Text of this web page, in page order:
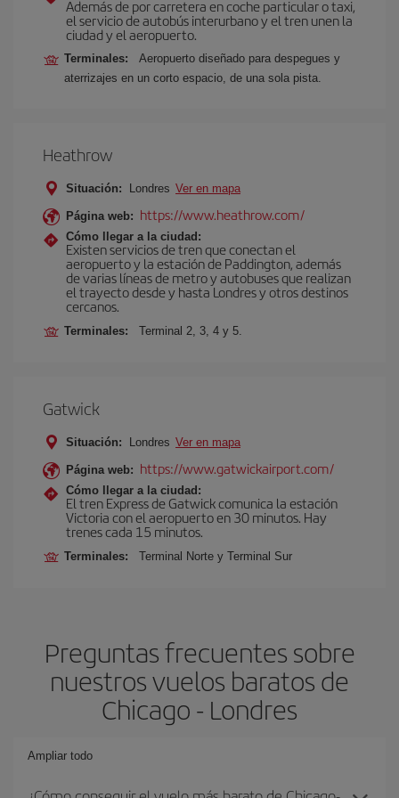
Además de por carretera en coche particular o taxi,
el servicio de autobús interurbano y el tren unen la
ciudad y el aeropuerto.
Terminales:
Aeropuerto diseñado para despegues y
aterrizajes en un corto espacio, de una sola pista.
Heathrow
Situación: Londres Ver en mapa
Página web: https://www.heathrow.com/
Cómo llegar a la ciudad:
Existen servicios de tren que conectan el
aeropuerto y la estación de Paddington, además
de varias líneas de metro y autobuses que realizan
el trayecto desde y hasta Londres y otros destinos
cercanos.
Terminales: Terminal 2, 3, 4 y 5.
Gatwick
Situación: Londres Ver en mapa
Página web: https://www.gatwickairport.com/
Cómo llegar a la ciudad:
El tren Express de Gatwick comunica la estación
Victoria con el aeropuerto en 30 minutos. Hay
trenes cada 15 minutos.
Terminales: Terminal Norte y Terminal Sur
Preguntas frecuentes sobre
nuestros vuelos baratos de
Chicago - Londres
Ampliar todo